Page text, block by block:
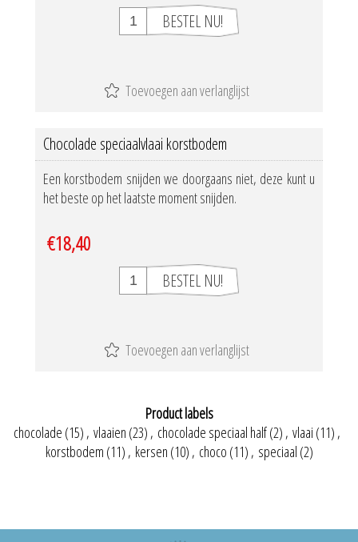
Chocolade speciaalvlaai korstbodem
Een korstbodem snijden we doorgaans niet, deze kunt u
het beste op het laatste moment snijden.
€18,40
Product labels
chocolade (15) , vlaaien (23) , chocolade speciaal half(2) , vlaai (11) ,
korstbodem (11) , kersen (10) , choco (11) , speciaal (2)